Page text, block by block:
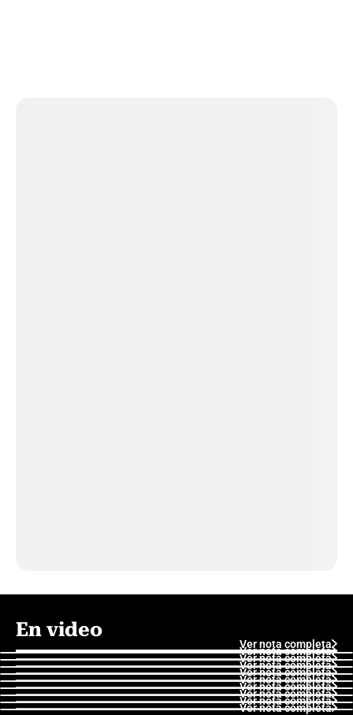
En video
Ver nota completa
Ver nota completa
Ver nota completa
Ver nota completa
Ver nota completa
Ver nota completa
Ver nota completa
Ver nota completa
Ver nota completa
Ver nota completa